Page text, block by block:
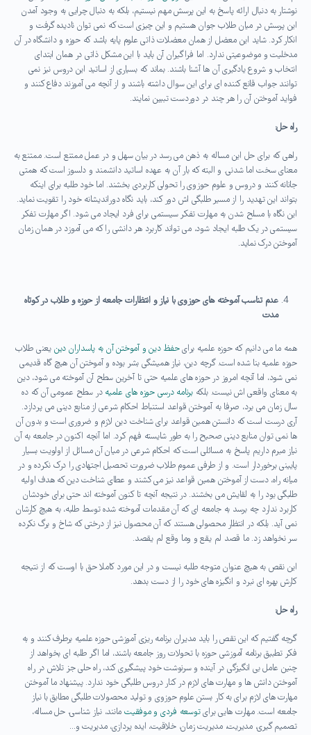
نوشتار به دنبال ارائه پاسخ به این پرسش مهم نیستیم، بلکه به دنبال چرایی به وجود آمدن
این پرسش در میان طلاب جوان هستیم و این چیزی است که نمی توان نادیده گرفت و
انکار کرد. شاید این معضل از همان معضلات ذاتی علوم پایه باشد که حوزه و دانشگاه در آن
مدخلیت و موضوعیتی ندارد. اما فراگیران آن باید با این مشکل ذاتی در همان ابتدای
انتخاب و شروع یادگیری آن ها آشنا باشند. بماند که بسیاری از اساتید این دروس نیز نمی
توانند جواب قانع کننده ای برای این سوال داشته باشند و از آنچه می آموزند دفاع کنند و
فواید آموختن آن را هر چند در دوردست تبیین نمایند.
راه حل:
راهی که برای حل این مساله به ذهن می رسد در بیان سهل و در عمل ممتنع است. ممتنع به
معنای سخت اما شدنی. و البته که بار آن به عهده اساتید دانشمند و دلسوز است که همتی
جانانه کنند و دروس و علوم حوزوی را تحولی کاربردی بخشند. اما خود طلبه برای اینکه
بتواند این تهدید را از مسیر طلبگی اش دور کند، باید نگاه دوراندیشانه خود را تقویت نماید.
این نگاه با مسلح شدن به مهارت تفکر سیستمی برای فرد ایجاد می شود. اگر مهارت تفکر
سیستمی در یک طلبه ایجاد شود، می تواند کاربرد هر دانشی را که می آموزد در همان زمان
آموختن درک نماید.
عدم تناسب آموخته های حوزوی با نیاز و انتظارات جامعه از حوزه و طلاب در کوتاه
مدت
همه ما می دانیم که حوزه علمیه برایحفظ دین و آموختن آن به پاسداران دین یعنی طلاب
حوزه علمیه بنا شده است. گرچه دین، نیاز همیشگی بشر بوده و آموختن آن هیچ گاه قدیمی
نمی شود، اما آنچه امروز در حوزه های علمیه حتی تا آخرین سطح آن آموخته می شود، دین
به معنای واقعی اش نیست. بلکهبرنامه درسی حوزه های علمیه در سطح عمومی آن که ده
سال زمان می برد، صرفا به آموختن قواعد استنباط احکام شرعی از منابع دینی می پردازد.
آری درست است که دانستن همین قواعد برای شناخت دین لازم و ضروری است و بدون آن
ها نمی توان منابع دینی صحیح را به طور شایسته فهم کرد. اما آنچه اکنون در جامعه به آن
نیاز مبرم داریم پاسخ به مسائلی است که احکام شرعی در میان آن مسائل از اولویت بسیار
پایینی برخوردار است. و از طرفی عموم طلاب ضرورت تحصیل اجتهادی را درک نکرده و در
میانه راه، دست از آموختن همین قواعد نیز می کشند و عطای شناخت دین که هدف اولیه
طلبگی بود را به لقایش می بخشند. در نتیجه آنچه تا کنون آموخته اند حتی برای خودشان
کاربرد ندارد چه برسد به جامعه ای که آن مقدمات آموخته شده توسط طلبه، به هیچ کارشان
نمی آید. بلکه در انتظار محصولی هستند که آن محصول نیز از درختی که شاخ و برگ نکرده
سر نخواهد زد. ما قصد لم یقع و وما وقع لم یقصد.
این نقص به هیچ عنوان متوجه طلبه نیست و در این مورد کاملا حق با اوست که از نتیجه
کارش بهره ای نبرد و انگیزه های خود را از دست بدهد.
راه حل:
گرچه گفتیم که این نقص را باید مدیران برنامه ریزی آموزشی حوزه علمیه برطرف کنند و به
فکر تطبیق برنامه آموزشی حوزه با تحولات روز جامعه باشند، اما اگر طلبه ای بخواهد از
چنین عامل بی انگیزگی در آینده و سرنوشت خود پیشگیری کند، راه حلی جز تلاش در راه
آموختن دانش ها و مهارت های لازم در کنار دروس طلبگی خود ندارد. پیشنهاد ما آموختن
مهارت های لازم برای به کار بستن علوم حوزوی و تولید محصولات طلبگی مطابق با نیاز
جامعه است. مهارت هایی برایتوسعه فردی و موفقیتمانند، نیاز شناسی، حل مساله،
تصمیم گیری، مدیریت، مدیریت زمان، خلاقیت، ایده پردازی، مدیریت و…